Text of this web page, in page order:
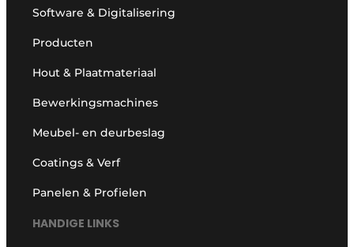
Software & Digitalisering
Producten
Hout & Plaatmateriaal
Bewerkingsmachines
Meubel- en deurbeslag
Coatings & Verf
Panelen & Profielen
HANDIGE LINKS